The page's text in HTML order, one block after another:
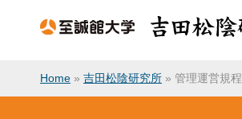
Home » 吉田松陰研究所 » 管理運営規程